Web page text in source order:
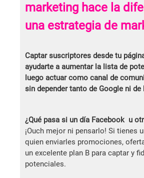
marketing hace la
una estrategia de
Captar suscriptores desde tu
ayudarte a aumentar la lista de
luego actuar como canal de
sin depender tanto de Google ni
¿Qué pasa si un día Facebook u
¡Ouch mejor ni pensarlo! Si tienes
quien enviarles promociones,
un excelente plan B para captar y
potenciales.